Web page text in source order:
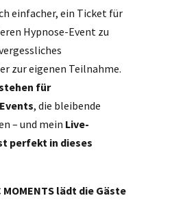
einfacher, ein Ticket für
Hypnose-Event zu
zur eigenen Teilnahme.
für
, die bleibende
– und mein Live-
perfekt in dieses
MOMENTS lädt die Gäste